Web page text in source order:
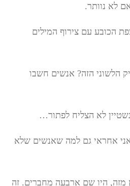
לא נוותר.
הכובע עם צירוף המילים
הזה? אנשים חשבו
לא הצליח לפתור…
אני אחראי גם למה שאנשים שלא
היו שם ארבעה מחברים. זה